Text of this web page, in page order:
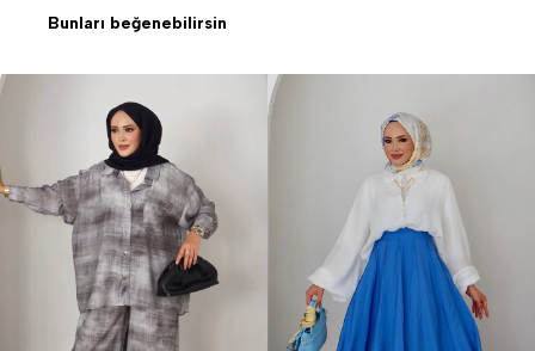
Bunları beğenebilirsin